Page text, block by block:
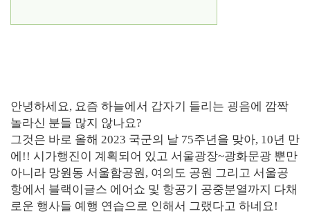
안녕하세요, 요즘 하늘에서 갑자기 들리는 굉음에 깜짝
놀라신 분들 많지 않나요?
그것은 바로 올해 2023 국군의 날 75주년을 맞아, 10년 만
에!! 시가행진이 계획되어 있고 서울광장~광화문광 뿐만
아니라 망원동 서울함공원, 여의도 공원 그리고 서울공
항에서 블랙이글스 에어쇼 및 항공기 공중분열까지 다채
로운 행사들 예행 연습으로 인해서 그랬다고 하네요!